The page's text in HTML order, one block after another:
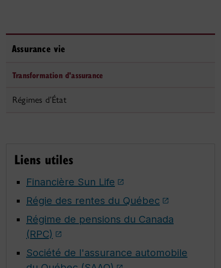
Assurance vie
Transformation d'assurance
Régimes d’État
Liens utiles
Financière Sun Life
Régie des rentes du Québec
Régime de pensions du Canada
(RPC)
Société de l'assurance automobile